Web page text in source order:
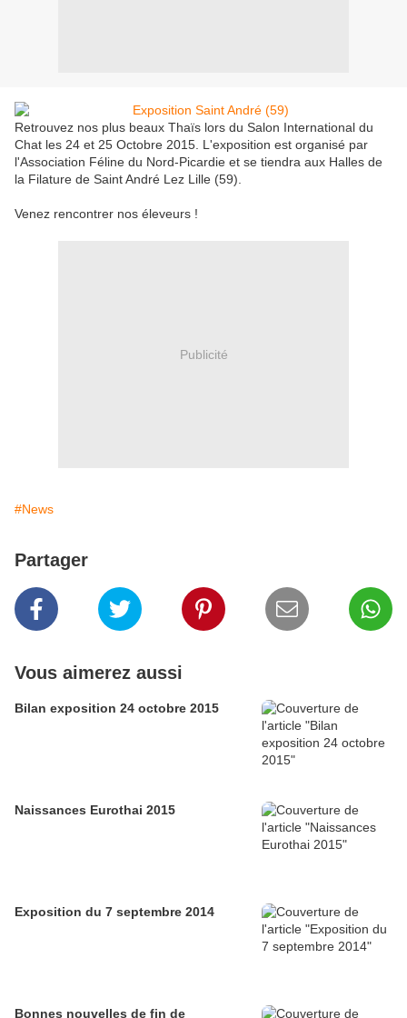
Retrouvez nos plus beaux Thaïs lors du Salon International du
Chat les 24 et 25 Octobre 2015. L'exposition est organisé par
l'Association Féline du Nord-Picardie et se tiendra aux Halles de
la Filature de Saint André Lez Lille (59).
Venez rencontrer nos éleveurs !
Publicité
#News
Partager
Vous aimerez aussi
Bilan exposition 24 octobre 2015
Naissances Eurothai 2015
Exposition du 7 septembre 2014
Bonnes nouvelles de fin de